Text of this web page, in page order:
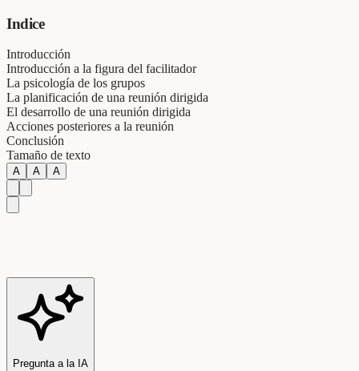
Indice
Introducción
Introducción a la figura del facilitador
La psicología de los grupos
La planificación de una reunión dirigida
El desarrollo de una reunión dirigida
Acciones posteriores a la reunión
Conclusión
Tamaño de texto
A A A
Pregunta a la IA